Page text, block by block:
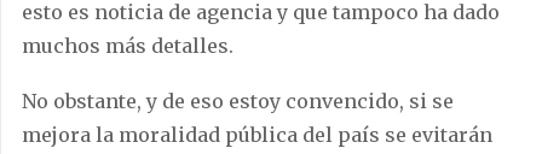
esto es noticia de agencia y que tampoco ha dado
muchos más detalles.
No obstante, y de eso estoy convencido, si se
mejora la moralidad pública del país se evitarán